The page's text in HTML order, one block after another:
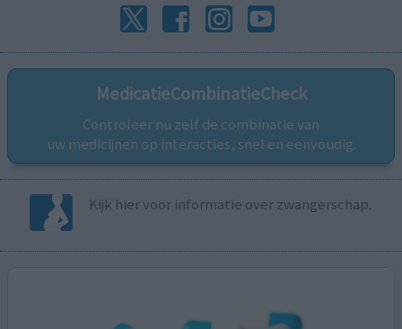
MedicatieCombinatieCheck
Controleer nu zelf de combinatie van
uw medicijnen op interacties, snel en eenvoudig.
Kijk hier voor informatie over zwangerschap.